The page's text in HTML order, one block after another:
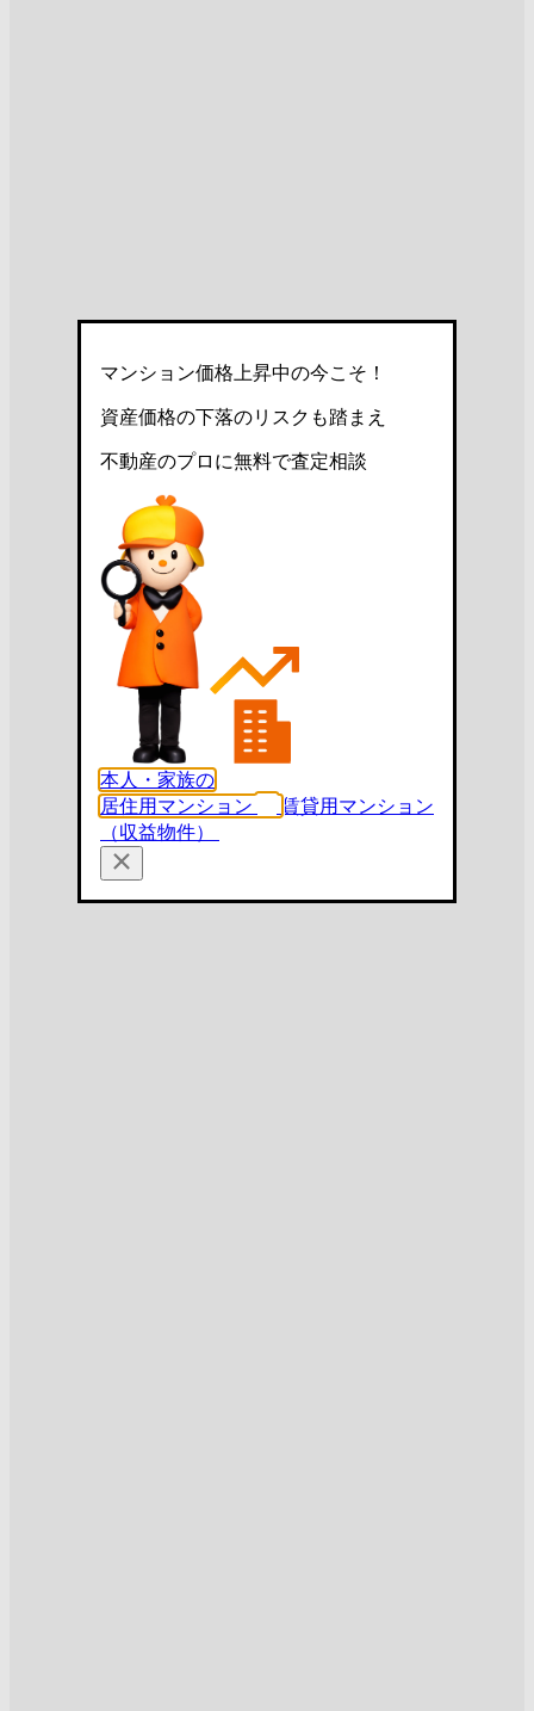
マンション価格上昇中の今こそ！
資産価格の下落のリスクも踏まえ
不動産のプロに無料で査定相談
本人・家族の
居住用マンション
賃貸用マンション
（収益物件）